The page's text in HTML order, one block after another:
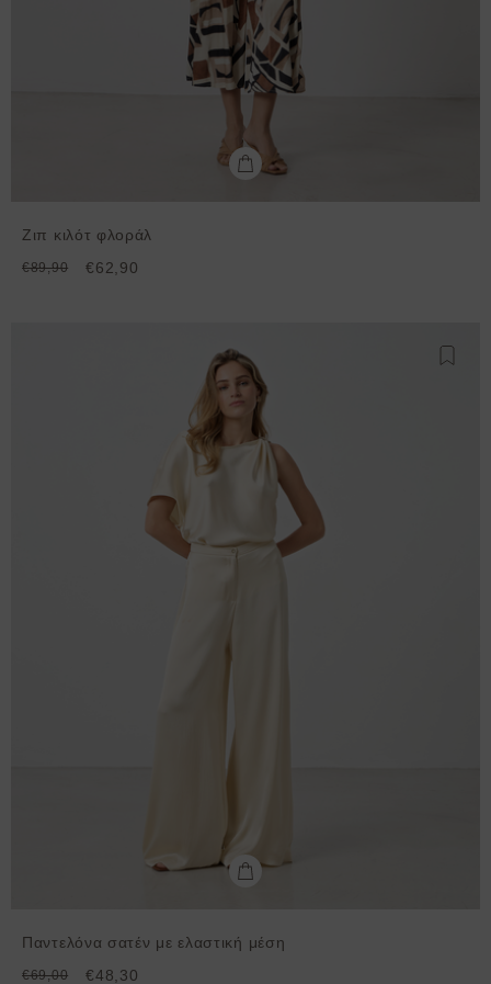
Ζιπ κιλότ φλοράλ
€89,90 €62,90
Παντελόνα σατέν με ελαστική μέση
€69,00 €48,30